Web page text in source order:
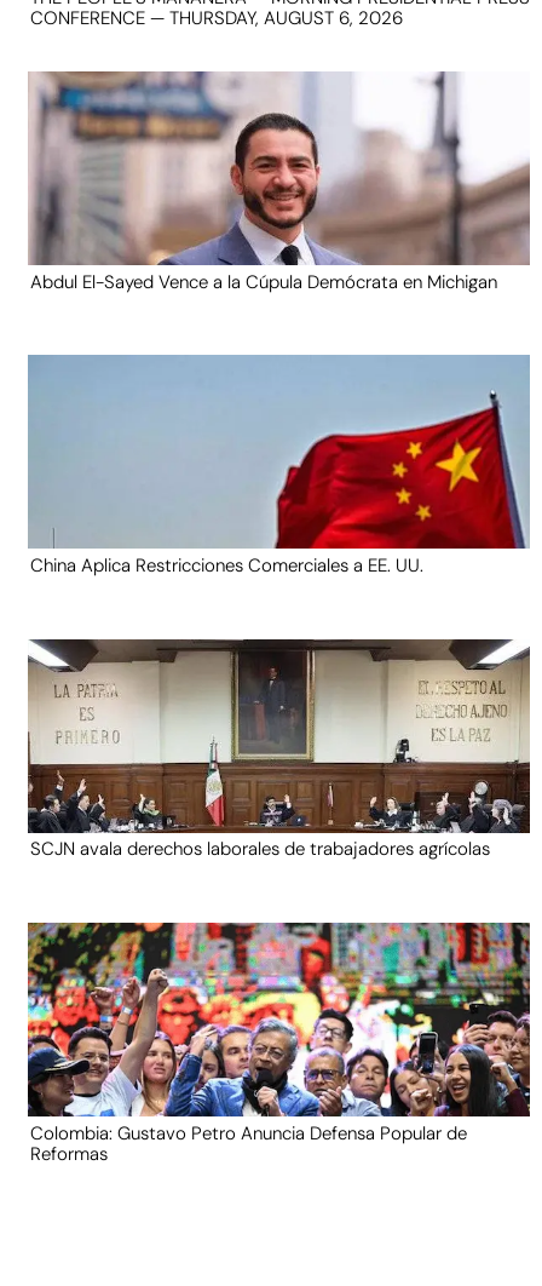
CONFERENCE — THURSDAY, AUGUST 6, 2026
Abdul El-Sayed Vence a la Cúpula Demócrata en Michigan
China Aplica Restricciones Comerciales a EE. UU.
SCJN avala derechos laborales de trabajadores agrícolas
Colombia: Gustavo Petro Anuncia Defensa Popular de
Reformas